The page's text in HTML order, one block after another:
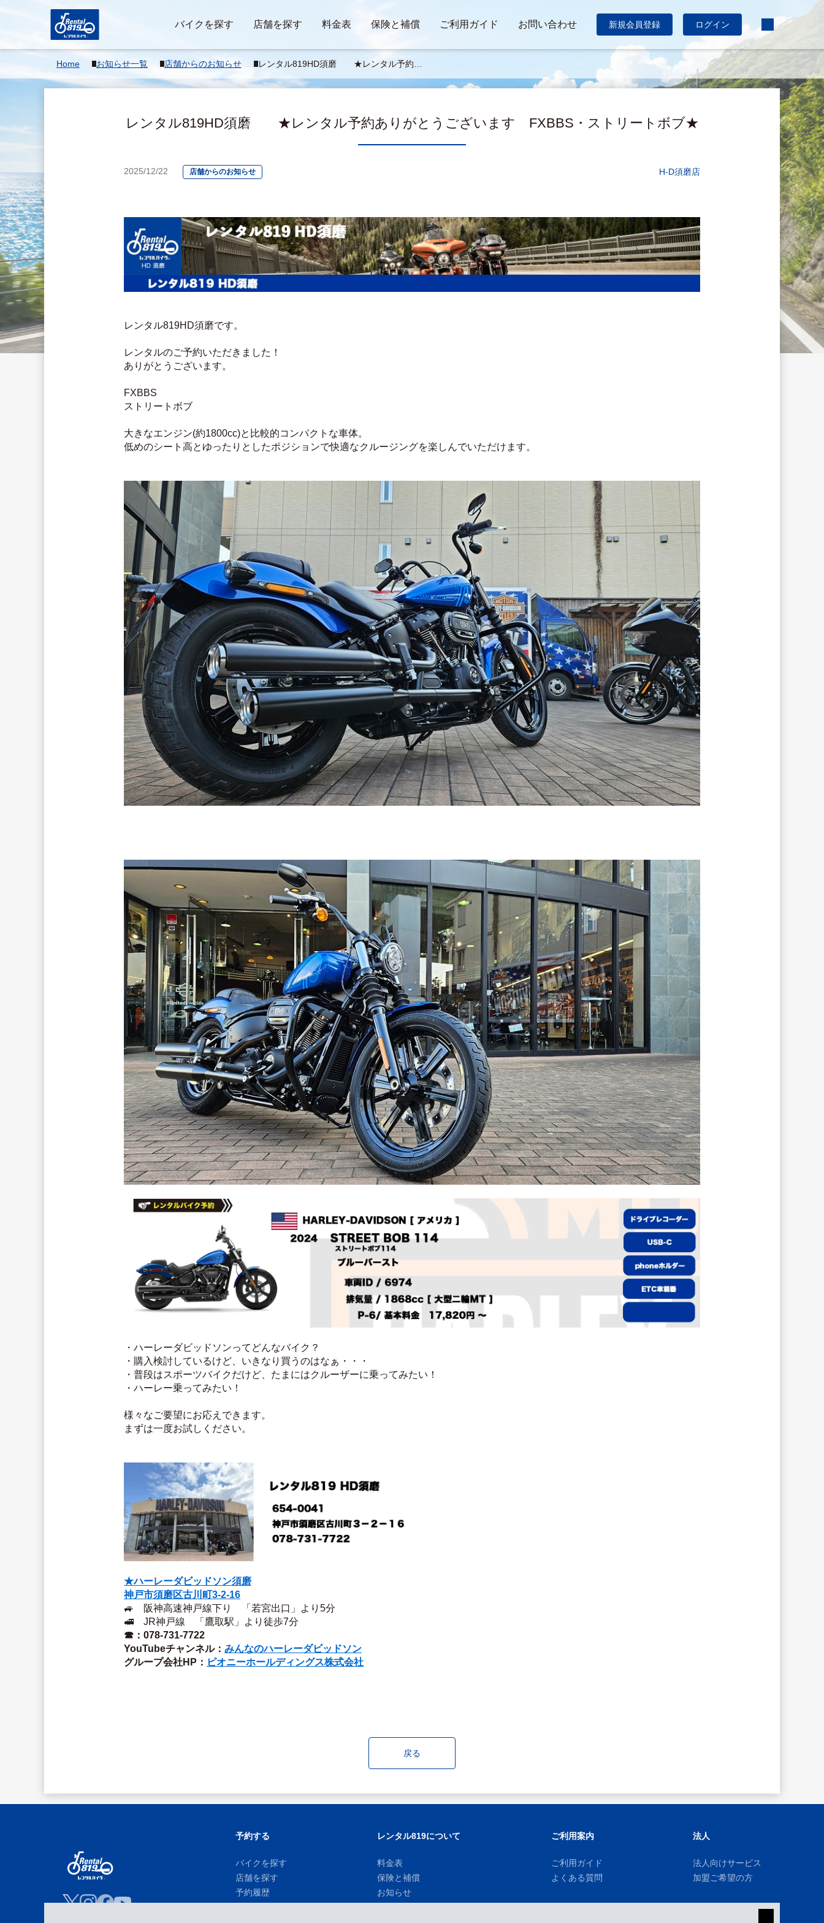
バイクを探す 店舗を探す 料金表 保険と補償 ご利用ガイド お問い合わせ 新規会員登録 ログイン
Home お知らせ一覧 店舗からのお知らせ
レンタル819HD須磨 ★レンタル予約あ
りがとうございます FXBBS・ストリート
レンタル819HD須磨 ★レンタル予約ありがとうございます FXBBS・ストリートボブ★
2025/12/22 店舗からのお知らせ H-D須磨店
レンタル819HD須磨です。
レンタルのご予約いただきました！
ありがとうございます。
FXBBS
ストリートボブ
大きなエンジン(約1800cc)と比較的コンパクトな車体。
低めのシート高とゆったりとしたポジションで快適なクルージングを楽しんでいただけます。
・ハーレーダビッドソンってどんなバイク？
・購入検討しているけど、いきなり買うのはなぁ・・・
・普段はスポーツバイクだけど、たまにはクルーザーに乗ってみたい！
・ハーレー乗ってみたい！
様々なご要望にお応えできます。
まずは一度お試しください。
★ハーレーダビッドソン須磨
神戸市須磨区古川町3‐2‐16
🚙　阪神高速神戸線下り　「若宮出口」より5分
🚅　JR神戸線　「鷹取駅」より徒歩7分
☎：078-731-7722
YouTubeチャンネル： みんなのハーレーダビッドソン
グループ会社HP： ピオニーホールディングス株式会社
戻る
予約する
バイクを探す
店舗を探す
予約履歴
レンタル819について
料金表
保険と補償
お知らせ
ご利用案内
ご利用ガイド
よくある質問
法人
法人向けサービス
加盟ご希望の方